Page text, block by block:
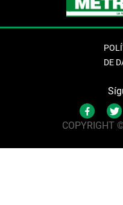
DE
COPYRIGHT